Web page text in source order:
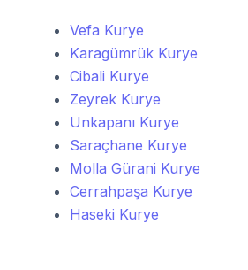
Vefa Kurye
Karagümrük Kurye
Cibali Kurye
Zeyrek Kurye
Unkapanı Kurye
Saraçhane Kurye
Molla Gürani Kurye
Cerrahpaşa Kurye
Haseki Kurye